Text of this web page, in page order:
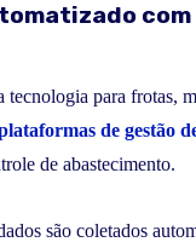
tecnologia para frotas,
de gestão
de abastecimento.
são coletados